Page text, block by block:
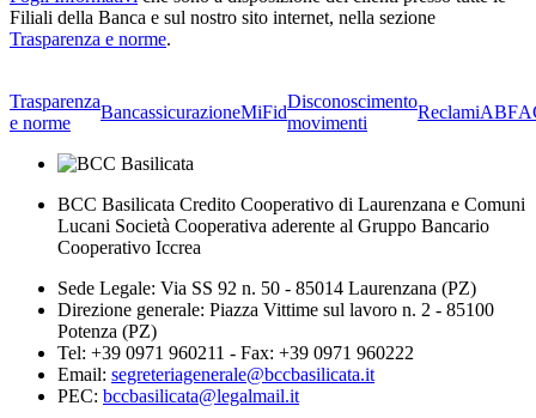
Filiali della Banca e sul nostro sito internet, nella sezione
Trasparenza e norme.
Trasparenza
e norme
BancassicurazioneMiFid
Disconoscimento
movimenti
ReclamiABF
BCC Basilicata Credito Cooperativo di Laurenzana e Comuni
Lucani Società Cooperativa aderente al Gruppo Bancario
Cooperativo Iccrea
Sede Legale: Via SS 92 n. 50 - 85014 Laurenzana (PZ)
Direzione generale: Piazza Vittime sul lavoro n. 2 - 85100
Potenza (PZ)
Tel: +39 0971 960211 - Fax: +39 0971 960222
Email: segreteriagenerale@bccbasilicata.it
PEC: bccbasilicata@legalmail.it